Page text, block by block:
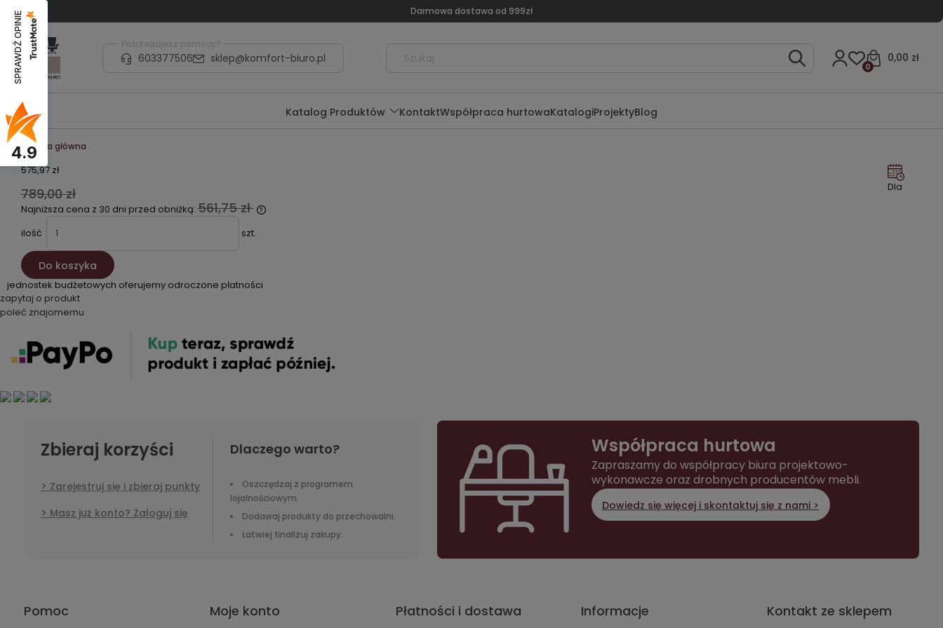
Darmowa dostawa od 999zł
Potrzebujesz pomocy?
603377506 sklep@komfort-biuro.pl 0,00 zł
0
Katalog Produktów KontaktWspółpraca hurtowaKatalogiProjektyBlog
Strona główna
575,97 zł
789,00 zł
Najniższa cena z 30 dni przed obniżką:561,75 zł
ilość szt.
Do koszyka
Dla
jednostek budżetowych oferujemy odroczone płatności
zapytaj o produkt
poleć znajomemu
Zbieraj korzyści
Zarejestruj się i zbieraj punkty
Masz już konto? Zaloguj się
Dlaczego warto?
Oszczędzaj z programem
lojalnościowym.
Dodawaj produkty do przechowalni.
Łatwiej finalizuj zakupy.
Współpraca hurtowa
Zapraszamy do współpracy biura projektowo-
wykonawcze oraz drobnych producentów mebli.
Dowiedz się więcej i skontaktuj się z nami >
Pomoc Moje konto Płatności i dostawa Informacje Kontakt ze sklepem
SPRAWDŹ OPINIE
4.9